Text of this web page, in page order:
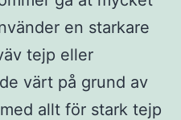
en starkare
tejp eller
värt på grund av
allt för stark tejp